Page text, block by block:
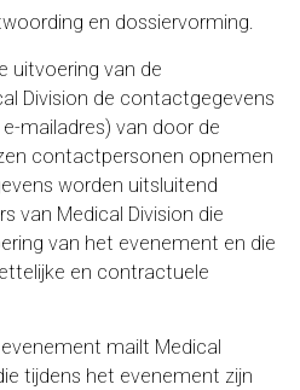
en dossiervorming.
uitvoering van de
Division de contactgegevens
mailadres) van door de
contactpersonen opnemen
worden uitsluitend
van Medical Division die
van het evenement en die
en contractuele
mailt Medical
tijdens het evenement zijn